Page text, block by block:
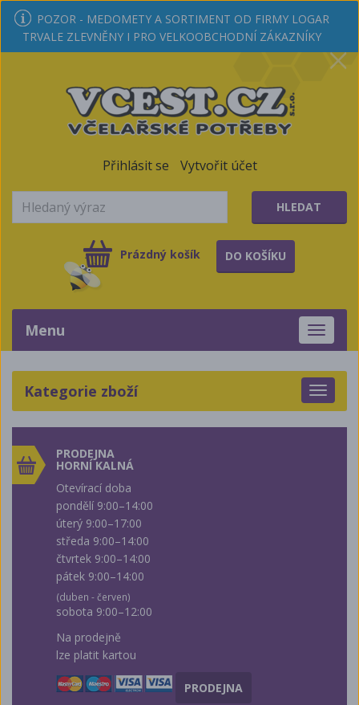
POZOR - MEDOMETY A SORTIMENT OD FIRMY LOGAR
TRVALE ZLEVNĚNY I PRO VELKOOBCHODNÍ ZÁKAZNÍKY
Přihlásit se Vytvořit účet
HLEDAT
Prázdný košík DO KOŠÍKU
Toggle
Menu
Toggle
Kategorie zboží
PRODEJNA
HORNÍ KALNÁ
Otevírací doba
pondělí 9:00–14:00
úterý 9:00–17:00
středa 9:00–14:00
čtvrtek 9:00–14:00
pátek 9:00–14:00
(duben - červen)
sobota 9:00–12:00
Na prodejně
lze platit kartou
PRODEJNA